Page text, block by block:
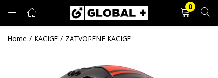
0
PRIJAVA REGISTRACIJA
Unesite svoje korisničko ime i lozinku.
Home KACIGE ZATVORENE KACIGE